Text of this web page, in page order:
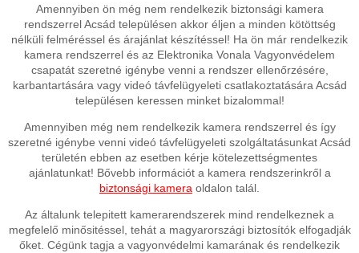
Amennyiben ön még nem rendelkezik biztonsági kamera
rendszerrel Acsád településen akkor éljen a minden kötöttség
nélküli felméréssel és árajánlat készítéssel! Ha ön már rendelkezik
kamera rendszerrel és az Elektronika Vonala Vagyonvédelem
csapatát szeretné igénybe venni a rendszer ellenőrzésére,
karbantartására vagy videó távfelügyeleti csatlakoztatására Acsád
településen keressen minket bizalommal!
Amennyiben még nem rendelkezik kamera rendszerrel és így
szeretné igénybe venni videó távfelügyeleti szolgáltatásunkat Acsád
területén ebben az esetben kérje kötelezettségmentes
ajánlatunkat! Bővebb információt a kamera rendszerinkről a
biztonsági kamera oldalon talál.
Az általunk telepitett kamerarendszerek mind rendelkeznek a
megfelelő minősitéssel, tehát a magyarországi biztosítók elfogadják
őket. Cégünk tagja a vagyonvédelmi kamarának és rendelkezik